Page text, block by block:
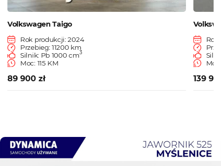
Volkswagen Taigo
Rok produkcji: 2024
Przebieg: 11200 km
Silnik: Pb 1000 cm3
Moc: 115 KM
89 900 zł
Rok
139